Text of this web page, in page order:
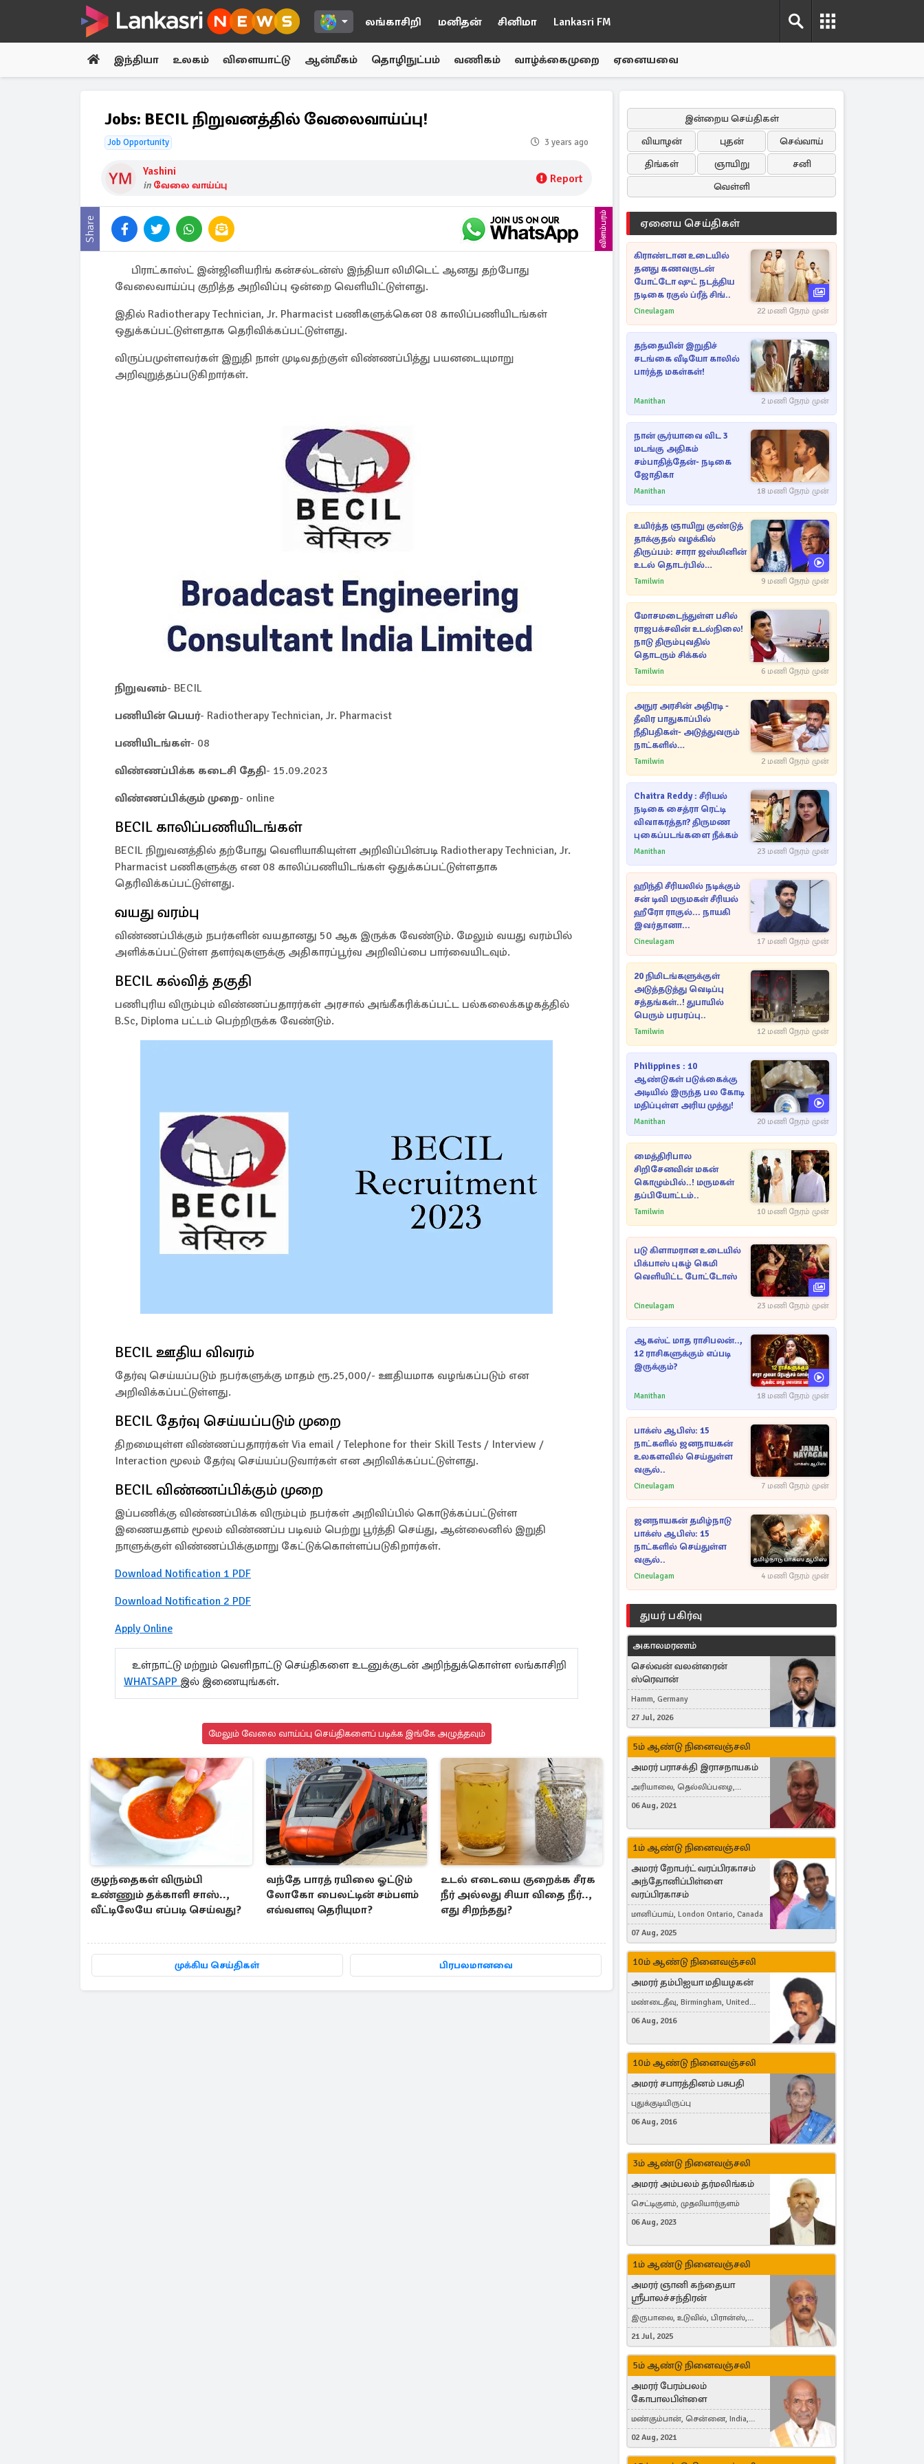
லங்காசிறி மனிதன் சினிமா Lankasri FM
இந்தியா உலகம் விளையாட்டு ஆன்மீகம் தொழிநுட்பம் வணிகம் வாழ்க்கைமுறை ஏனையவை
Jobs: BECIL நிறுவனத்தில் வேலைவாய்ப்பு!
Job Opportunity 3 years ago
Yashini
in வேலை வாய்ப்பு Report
Share விளம்பரம்
பிராட்காஸ்ட் இன்ஜினியரிங் கன்சல்டன்ஸ் இந்தியா லிமிடெட் ஆனது தற்போது
வேலைவாய்ப்பு குறித்த அறிவிப்பு ஒன்றை வெளியிட்டுள்ளது.
இதில் Radiotherapy Technician, Jr. Pharmacist பணிகளுக்கென 08 காலிப்பணியிடங்கள்
ஒதுக்கப்பட்டுள்ளதாக தெரிவிக்கப்பட்டுள்ளது.
விருப்பமுள்ளவர்கள் இறுதி நாள் முடிவதற்குள் விண்ணப்பித்து பயனடையுமாறு
அறிவுறுத்தப்படுகிறார்கள்.
நிறுவனம்- BECIL
பணியின் பெயர்- Radiotherapy Technician, Jr. Pharmacist
பணியிடங்கள்- 08
விண்ணப்பிக்க கடைசி தேதி- 15.09.2023
விண்ணப்பிக்கும் முறை- online
BECIL காலிப்பணியிடங்கள்
BECIL நிறுவனத்தில் தற்போது வெளியாகியுள்ள அறிவிப்பின்படி Radiotherapy Technician, Jr.
Pharmacist பணிகளுக்கு என 08 காலிப்பணியிடங்கள் ஒதுக்கப்பட்டுள்ளதாக
தெரிவிக்கப்பட்டுள்ளது.
வயது வரம்பு
விண்ணப்பிக்கும் நபர்களின் வயதானது 50 ஆக இருக்க வேண்டும். மேலும் வயது வரம்பில்
அளிக்கப்பட்டுள்ள தளர்வுகளுக்கு அதிகாரப்பூர்வ அறிவிப்பை பார்வையிடவும்.
BECIL கல்வித் தகுதி
பணிபுரிய விரும்பும் விண்ணப்பதாரர்கள் அரசால் அங்கீகரிக்கப்பட்ட பல்கலைக்கழகத்தில்
B.Sc, Diploma பட்டம் பெற்றிருக்க வேண்டும்.
BECIL ஊதிய விவரம்
தேர்வு செய்யப்படும் நபர்களுக்கு மாதம் ரூ.25,000/- ஊதியமாக வழங்கப்படும் என
அறிவிக்கப்பட்டுள்ளது.
BECIL தேர்வு செய்யப்படும் முறை
திறமையுள்ள விண்ணப்பதாரர்கள் Via email / Telephone for their Skill Tests / Interview /
Interaction மூலம் தேர்வு செய்யப்படுவார்கள் என அறிவிக்கப்பட்டுள்ளது.
BECIL விண்ணப்பிக்கும் முறை
இப்பணிக்கு விண்ணப்பிக்க விரும்பும் நபர்கள் அறிவிப்பில் கொடுக்கப்பட்டுள்ள
இணையதளம் மூலம் விண்ணப்ப படிவம் பெற்று பூர்த்தி செய்து, ஆன்லைனில் இறுதி
நாளுக்குள் விண்ணப்பிக்குமாறு கேட்டுக்கொள்ளப்படுகிறார்கள்.
Download Notification 1 PDF
Download Notification 2 PDF
Apply Online
உள்நாட்டு மற்றும் வெளிநாட்டு செய்திகளை உடனுக்குடன் அறிந்துக்கொள்ள லங்காசிறி
WHATSAPP இல் இணையுங்கள்.
மேலும் வேலை வாய்ப்பு செய்திகளைப் படிக்க இங்கே அழுத்தவும்
குழந்தைகள் விரும்பி
உண்ணும் தக்காளி சாஸ்..,
வீட்டிலேயே எப்படி செய்வது?
வந்தே பாரத் ரயிலை ஓட்டும்
லோகோ பைலட்டின் சம்பளம்
எவ்வளவு தெரியுமா?
உடல் எடையை குறைக்க சீரக
நீர் அல்லது சியா விதை நீர்..,
எது சிறந்தது?
முக்கிய செய்திகள் பிரபலமானவை
இன்றைய செய்திகள்
வியாழன்
புதன்
செவ்வாய்
திங்கள்
ஞாயிறு
சனி
வெள்ளி
ஏனைய செய்திகள்
கிராண்டான உடையில்
தனது கணவருடன்
போட்டோ ஷுட் நடத்திய
நடிகை ரகுல் ப்ரீத் சிங்..
Cineulagam 22 மணி நேரம் முன்
தந்தையின் இறுதிச்
சடங்கை வீடியோ காலில்
பார்த்த மகள்கள்!
Manithan 2 மணி நேரம் முன்
நான் சூர்யாவை விட 3
மடங்கு அதிகம்
சம்பாதித்தேன்- நடிகை
ஜோதிகா
Manithan 18 மணி நேரம் முன்
உயிர்த்த ஞாயிறு குண்டுத்
தாக்குதல் வழக்கில்
திருப்பம்: சாரா ஜஸ்மினின்
உடல் தொடர்பில்
நீதிமன்றத்தில் வெளியான
Tamilwin 9 மணி நேரம் முன்
மோசமடைந்துள்ள பசில்
ராஜபக்சவின் உடல்நிலை!
நாடு திரும்புவதில்
தொடரும் சிக்கல்
Tamilwin 6 மணி நேரம் முன்
அநுர அரசின் அதிரடி -
தீவிர பாதுகாப்பில்
நீதிபதிகள்- அடுத்துவரும்
நாட்களில்
அம்பலமாகவுள்ள ரகசியம்
Tamilwin 2 மணி நேரம் முன்
Chaitra Reddy : சீரியல்
நடிகை சைத்ரா ரெட்டி
விவாகரத்தா? திருமண
புகைப்படங்களை நீக்கம்
Manithan 23 மணி நேரம் முன்
ஹிந்தி சீரியலில் நடிக்கும்
சன் டிவி மருமகள் சீரியல்
ஹீரோ ராகுல்... நாயகி
இவர்தானா...
Cineulagam 17 மணி நேரம் முன்
20 நிமிடங்களுக்குள்
அடுத்தடுத்து வெடிப்பு
சத்தங்கள்..! துபாயில்
பெரும் பரபரப்பு..
Tamilwin 12 மணி நேரம் முன்
Philippines : 10
ஆண்டுகள் படுக்கைக்கு
அடியில் இருந்த பல கோடி
மதிப்புள்ள அரிய முத்து!
Manithan 20 மணி நேரம் முன்
மைத்திரிபால
சிறிசேனவின் மகன்
கொழும்பில்..! மருமகள்
தப்பியோட்டம்..
Tamilwin 10 மணி நேரம் முன்
படு கிளாமரான உடையில்
பிக்பாஸ் புகழ் கெமி
வெளியிட்ட போட்டோஸ்
Cineulagam 23 மணி நேரம் முன்
ஆகஸ்ட் மாத ராசிபலன்..,
12 ராசிகளுக்கும் எப்படி
இருக்கும்?
Manithan 18 மணி நேரம் முன்
பாக்ஸ் ஆபிஸ்: 15
நாட்களில் ஜனநாயகன்
உலகளவில் செய்துள்ள
வசூல்..
Cineulagam 7 மணி நேரம் முன்
ஜனநாயகன் தமிழ்நாடு
பாக்ஸ் ஆபிஸ்: 15
நாட்களில் செய்துள்ள
வசூல்..
Cineulagam 4 மணி நேரம் முன்
துயர் பகிர்வு
அகாலமரணம்
செல்வன் வலன்ரைன்
ஸ்ரெவான்
Hamm, Germany
27 Jul, 2026
5ம் ஆண்டு நினைவஞ்சலி
அமரர் பராசக்தி இராசநாயகம்
அரியாலை, தெல்லிப்பழை,
Montreal, Canada
06 Aug, 2021
1ம் ஆண்டு நினைவஞ்சலி
அமரர் றோபர்ட் வரப்பிரகாசம்
அந்தோனிப்பிள்ளை
வரப்பிரகாசம்
மானிப்பாய், London Ontario, Canada
07 Aug, 2025
10ம் ஆண்டு நினைவஞ்சலி
அமரர் தம்பிஐயா மதியழகன்
மண்டைதீவு, Birmingham, United
Kingdom
06 Aug, 2016
10ம் ஆண்டு நினைவஞ்சலி
அமரர் சபாரத்தினம் பசுபதி
புதுக்குடியிருப்பு
06 Aug, 2016
3ம் ஆண்டு நினைவஞ்சலி
அமரர் அம்பலம் தர்மலிங்கம்
செட்டிகுளம், முதலியார்குளம்
06 Aug, 2023
1ம் ஆண்டு நினைவஞ்சலி
அமரர் ஞானி கந்தையா
ஸ்ரீபாலச்சந்திரன்
இருபாலை, உடுவில், பிரான்ஸ்,
France
21 Jul, 2025
5ம் ஆண்டு நினைவஞ்சலி
அமரர் பேரம்பலம்
கோபாலபிள்ளை
மண்கும்பான், சென்னை, India,
Cergy, France
02 Aug, 2021